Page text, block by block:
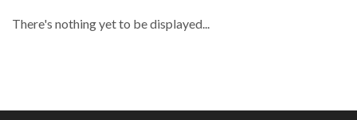
There's nothing yet to be displayed...